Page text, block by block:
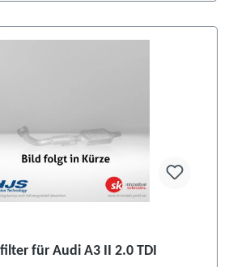
für Audi A3 II 2.0 TDI